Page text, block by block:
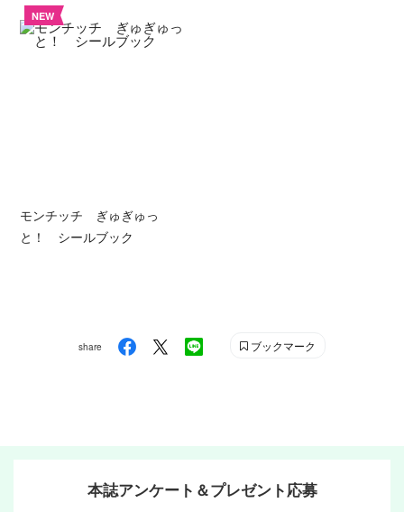
NEW
モンチッチ ぎゅぎゅっ
と！ シールブック
share ブックマーク
本誌アンケート＆プレゼント応募